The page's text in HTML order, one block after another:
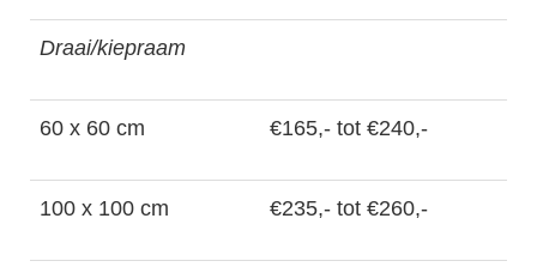
Draai/kiepraam
60 x 60 cm €165,- tot €240,-
100 x 100 cm €235,- tot €260,-